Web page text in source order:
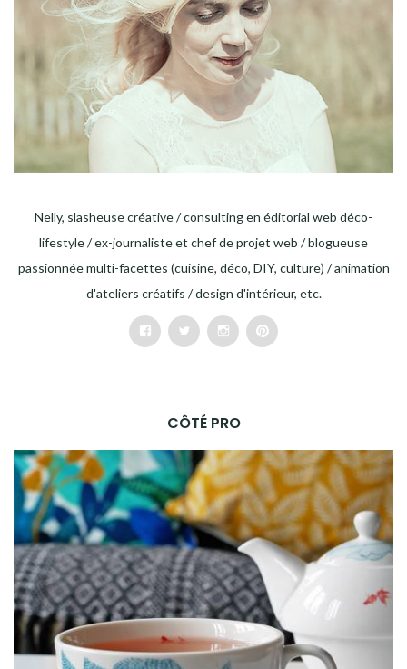
Nelly, slasheuse créative / consulting en éditorial web déco-
lifestyle / ex-journaliste et chef de projet web / blogueuse
passionnée multi-facettes (cuisine, déco, DIY, culture) / animation
d'ateliers créatifs / design d'intérieur, etc.
FacebookTwitterInstagramPinterest
CÔTÉ PRO